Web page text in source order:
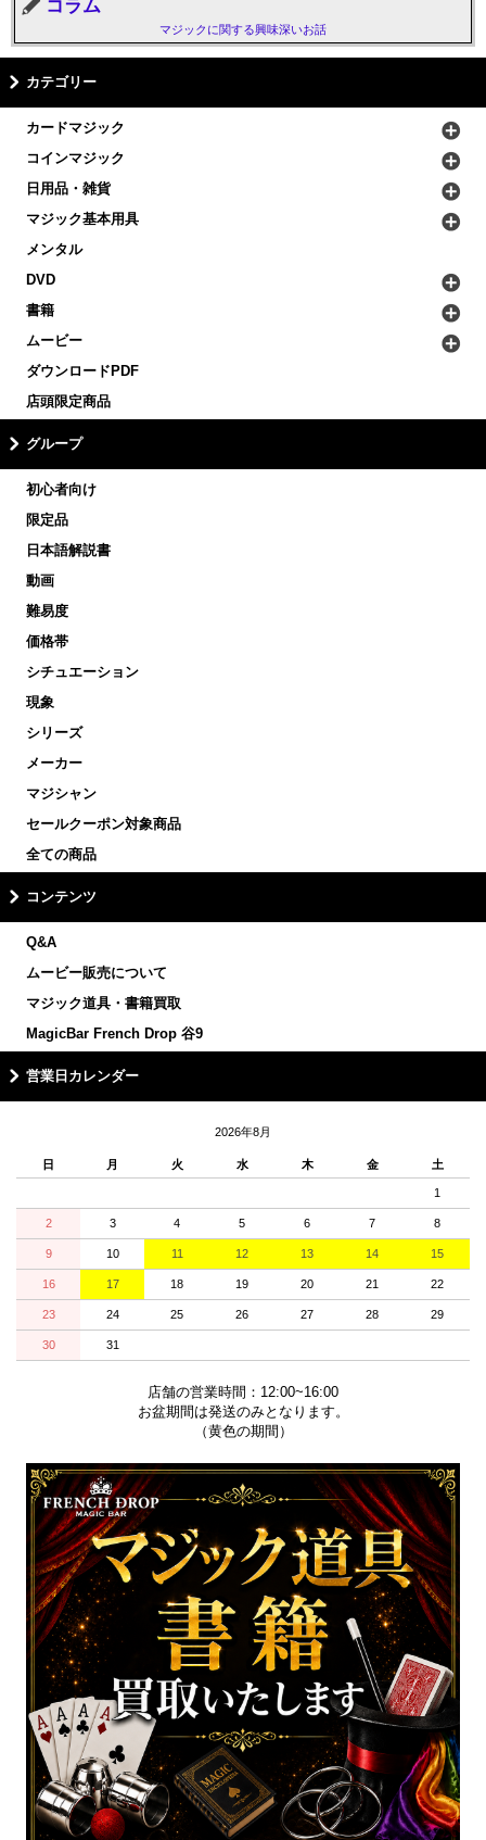
コラム
マジックに関する興味深いお話
カテゴリー
カードマジック
コインマジック
日用品・雑貨
マジック基本用具
メンタル
DVD
書籍
ムービー
ダウンロードPDF
店頭限定商品
グループ
初心者向け
限定品
日本語解説書
動画
難易度
価格帯
シチュエーション
現象
シリーズ
メーカー
マジシャン
セールクーポン対象商品
全ての商品
コンテンツ
Q&A
ムービー販売について
マジック道具・書籍買取
MagicBar French Drop 谷9
営業日カレンダー
2026年8月
日 月 火 水 木 金 土
1
2 3 4 5 6 7 8
9 10 11 12 13 14 15
16 17 18 19 20 21 22
23 24 25 26 27 28 29
30 31
店舗の営業時間：12:00~16:00
お盆期間は発送のみとなります。
（黄色の期間）